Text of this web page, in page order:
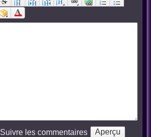
Suivre les commentaires